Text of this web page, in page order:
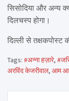
सिसोदिया और अन्य
दिलचस्प होगा।
दिल्ली से तक्षकपोस्ट
Tags: #अन्ना हज़ारे,
अरविंद केजरीवाल, आम